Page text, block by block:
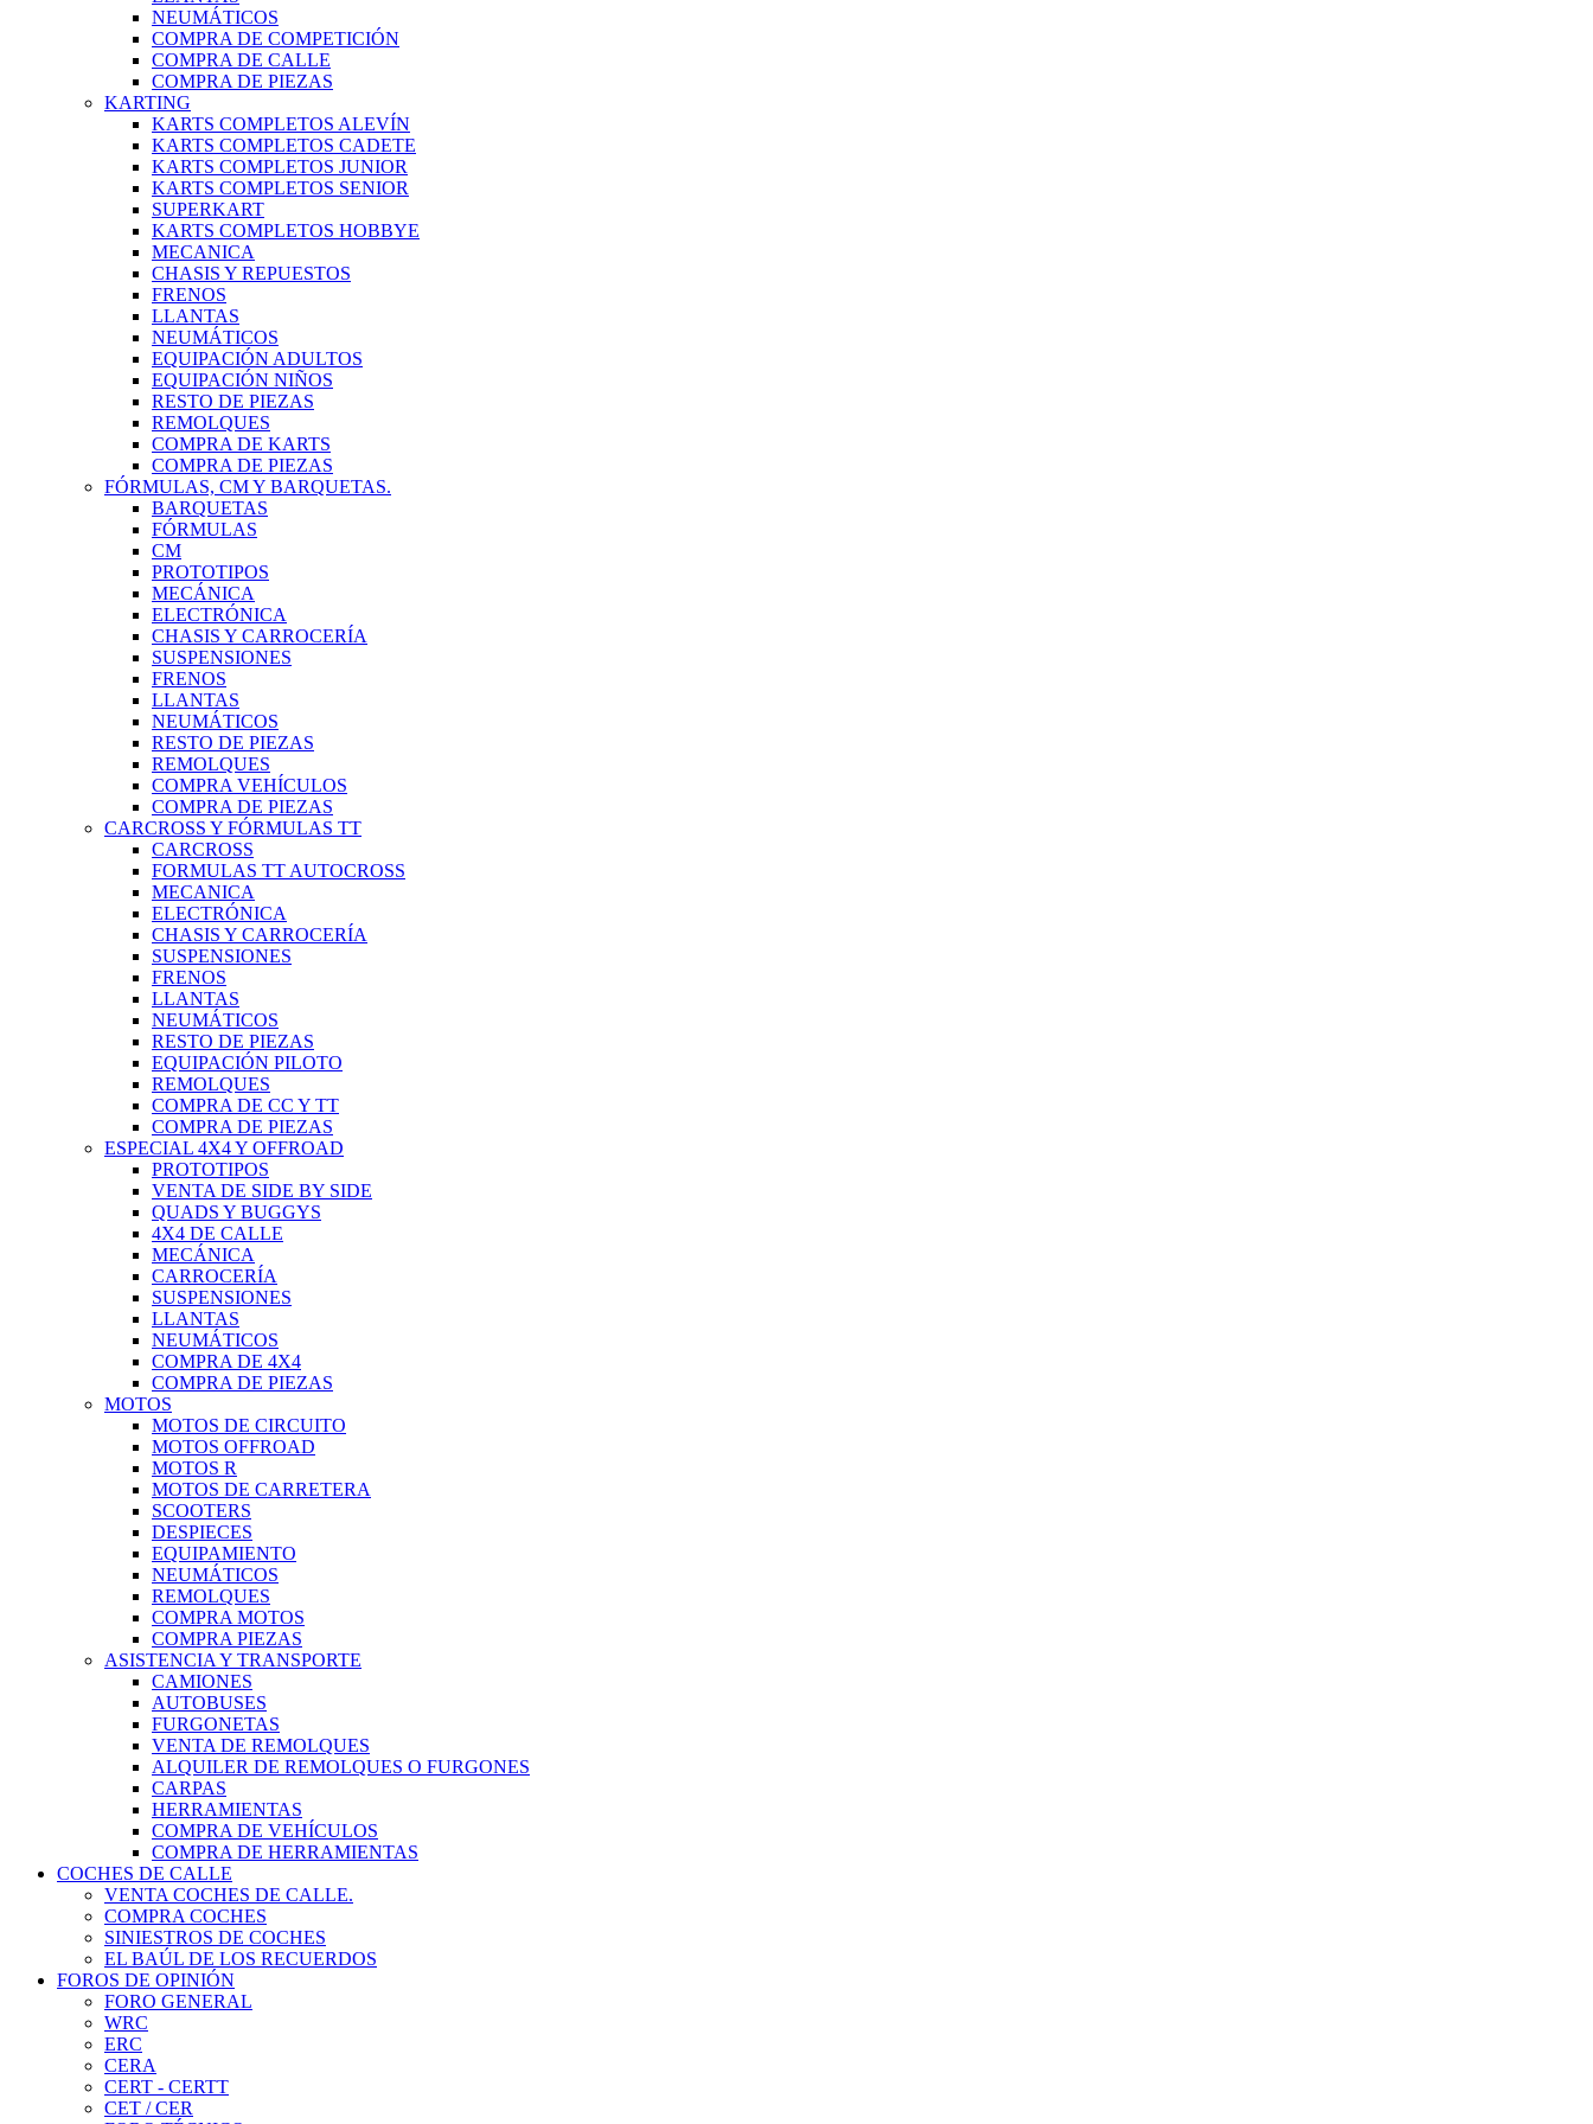
NEUMÁTICOS
COMPRA DE COMPETICIÓN
COMPRA DE CALLE
COMPRA DE PIEZAS
KARTING
KARTS COMPLETOS ALEVÍN
KARTS COMPLETOS CADETE
KARTS COMPLETOS JUNIOR
KARTS COMPLETOS SENIOR
SUPERKART
KARTS COMPLETOS HOBBYE
MECANICA
CHASIS Y REPUESTOS
FRENOS
LLANTAS
NEUMÁTICOS
EQUIPACIÓN ADULTOS
EQUIPACIÓN NIÑOS
RESTO DE PIEZAS
REMOLQUES
COMPRA DE KARTS
COMPRA DE PIEZAS
FÓRMULAS, CM Y BARQUETAS.
BARQUETAS
FÓRMULAS
CM
PROTOTIPOS
MECÁNICA
ELECTRÓNICA
CHASIS Y CARROCERÍA
SUSPENSIONES
FRENOS
LLANTAS
NEUMÁTICOS
RESTO DE PIEZAS
REMOLQUES
COMPRA VEHÍCULOS
COMPRA DE PIEZAS
CARCROSS Y FÓRMULAS TT
CARCROSS
FORMULAS TT AUTOCROSS
MECANICA
ELECTRÓNICA
CHASIS Y CARROCERÍA
SUSPENSIONES
FRENOS
LLANTAS
NEUMÁTICOS
RESTO DE PIEZAS
EQUIPACIÓN PILOTO
REMOLQUES
COMPRA DE CC Y TT
COMPRA DE PIEZAS
ESPECIAL 4X4 Y OFFROAD
PROTOTIPOS
VENTA DE SIDE BY SIDE
QUADS Y BUGGYS
4X4 DE CALLE
MECÁNICA
CARROCERÍA
SUSPENSIONES
LLANTAS
NEUMÁTICOS
COMPRA DE 4X4
COMPRA DE PIEZAS
MOTOS
MOTOS DE CIRCUITO
MOTOS OFFROAD
MOTOS R
MOTOS DE CARRETERA
SCOOTERS
DESPIECES
EQUIPAMIENTO
NEUMÁTICOS
REMOLQUES
COMPRA MOTOS
COMPRA PIEZAS
ASISTENCIA Y TRANSPORTE
CAMIONES
AUTOBUSES
FURGONETAS
VENTA DE REMOLQUES
ALQUILER DE REMOLQUES O FURGONES
CARPAS
HERRAMIENTAS
COMPRA DE VEHÍCULOS
COMPRA DE HERRAMIENTAS
COCHES DE CALLE
VENTA COCHES DE CALLE.
COMPRA COCHES
SINIESTROS DE COCHES
EL BAÚL DE LOS RECUERDOS
FOROS DE OPINIÓN
FORO GENERAL
WRC
ERC
CERA
CERT - CERTT
CET / CER